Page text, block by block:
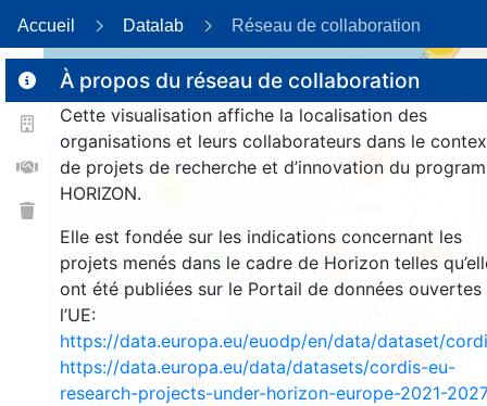
Accueil Datalab Réseau de collaboration
À propos du réseau de collaboration
Cette visualisation affiche la localisation des
organisations et leurs collaborateurs dans le
de projets de recherche et d’innovation du
HORIZON.
Elle est fondée sur les indications concernant les
projets menés dans le cadre de Horizon telles
ont été publiées sur le Portail de données ouvertes
l’UE:
https://data.europa.eu/euodp/en/data/dataset/
https://data.europa.eu/data/datasets/cordis-eu-
research-projects-under-horizon-europe-2021-2027
9
158
255
3521
1565
1575